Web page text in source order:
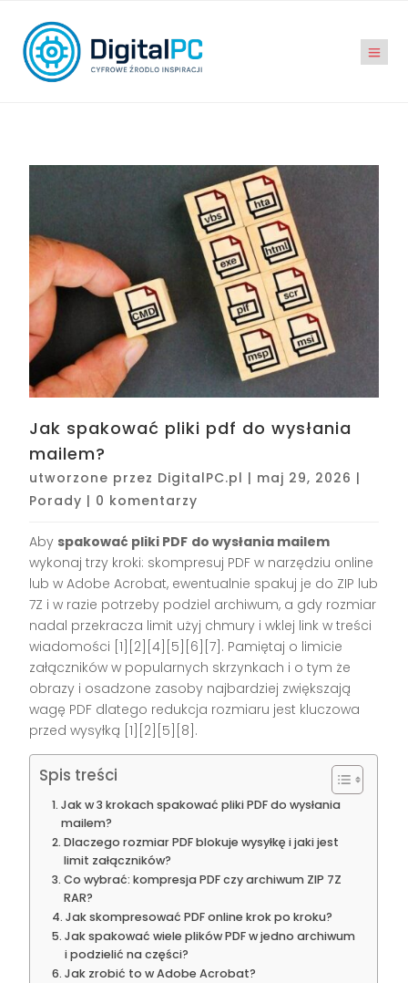
Jak spakować pliki pdf do wysłania
mailem?
utworzone przez DigitalPC.pl | maj 29, 2026 |
Porady | 0 komentarzy
Aby spakować pliki PDF do wysłania mailem
wykonaj trzy kroki: skompresuj PDF w narzędziu online
lub w Adobe Acrobat, ewentualnie spakuj je do ZIP lub
7Z i w razie potrzeby podziel archiwum, a gdy rozmiar
nadal przekracza limit użyj chmury i wklej link w treści
wiadomości [1][2][4][5][6][7]. Pamiętaj o limicie
załączników w popularnych skrzynkach i o tym że
obrazy i osadzone zasoby najbardziej zwiększają
wagę PDF dlatego redukcja rozmiaru jest kluczowa
przed wysyłką [1][2][5][8].
Spis treści
Jak w 3 krokach spakować pliki PDF do wysłania
mailem?
Dlaczego rozmiar PDF blokuje wysyłkę i jaki jest
limit załączników?
Co wybrać: kompresja PDF czy archiwum ZIP 7Z
RAR?
Jak skompresować PDF online krok po kroku?
Jak spakować wiele plików PDF w jedno archiwum
i podzielić na części?
Jak zrobić to w Adobe Acrobat?